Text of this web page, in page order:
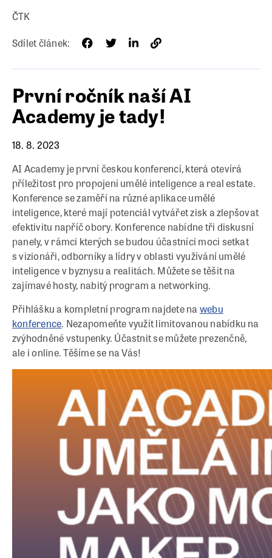
ČTK
Sdílet článek:
První ročník naší AI
Academy je tady!
18. 8. 2023
AI Academy je první českou konferencí, která otevírá
příležitost pro propojení umělé inteligence a real estate.
Konference se zaměří na různé aplikace umělé
inteligence, které mají potenciál vytvářet zisk a zlepšovat
efektivitu napříč obory. Konference nabídne tři diskusní
panely, v rámci kterých se budou účastníci moci setkat
s vizionáři, odborníky a lídry v oblasti využívání umělé
inteligence v byznysu a realitách. Můžete se těšit na
zajímavé hosty, nabitý program a networking.
Přihlášku a kompletní program najdete na webu
konference. Nezapomeňte využít limitovanou nabídku na
zvýhodněné vstupenky. Účastnit se můžete prezenčně,
ale i online. Těšíme se na Vás!